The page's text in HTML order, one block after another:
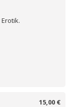
15,00 €